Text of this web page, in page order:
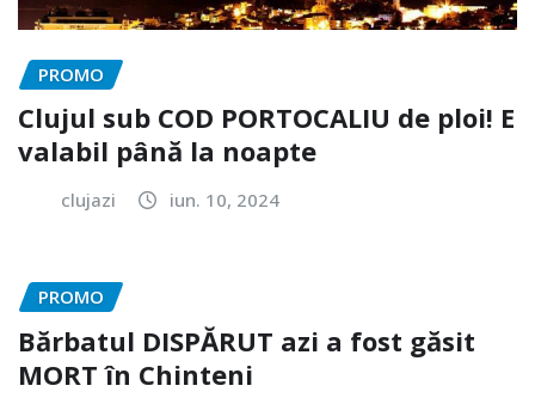
PROMO
Clujul sub COD PORTOCALIU de ploi! E
valabil până la noapte
clujazi iun. 10, 2024
PROMO
Bărbatul DISPĂRUT azi a fost găsit
MORT în Chinteni